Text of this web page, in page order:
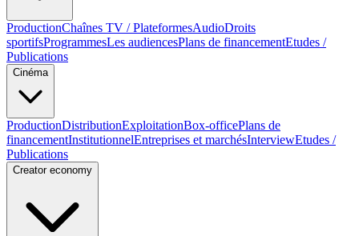
ProductionChaînes TV / PlateformesAudioDroits
sportifsProgrammesLes audiencesPlans de financementEtudes /
Publications
Cinéma
ProductionDistributionExploitationBox-officePlans de
financementInstitutionnelEntreprises et marchésInterviewEtudes /
Publications
Creator economy